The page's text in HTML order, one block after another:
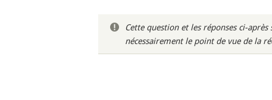
Cette question et les réponses ci-
nécessairement le point de vue de la